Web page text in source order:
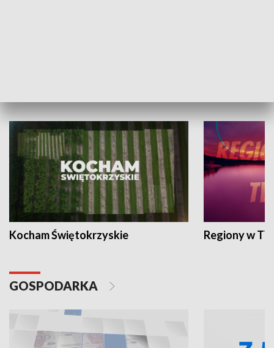
Kocham Świętokrzyskie Regiony w
GOSPODARKA